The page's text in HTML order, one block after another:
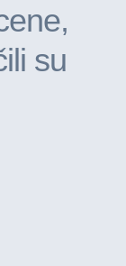
su